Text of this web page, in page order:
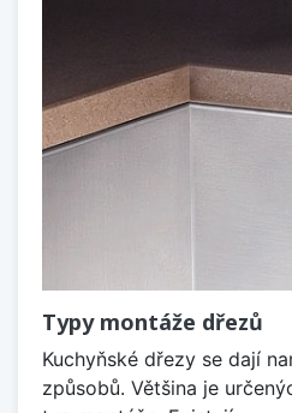
Typy montáže dřezů
Kuchyňské dřezy se dají
způsobů. Většina je